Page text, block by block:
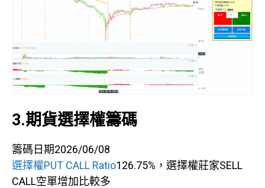
3.期貨選擇權籌碼
籌碼日期2026/06/08
選擇權PUT CALL Ratio126.75%，選擇權莊家SELL
CALL空單增加比較多